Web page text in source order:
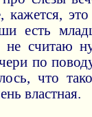
кажется,
есть
не считаю
по
что
властная.